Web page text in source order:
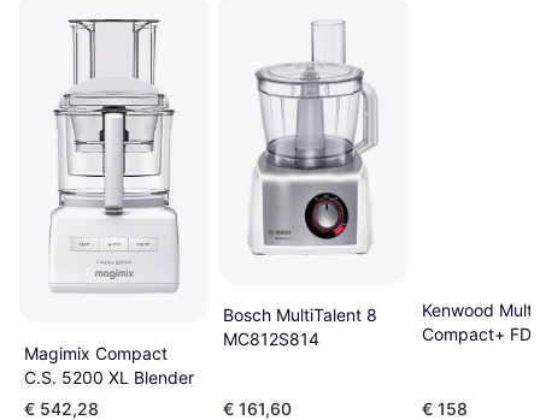
Magimix Compact
C.S. 5200 XL Blender
€ 542,28
Bosch MultiTalent 8
MC812S814
€ 161,60
Kenwood
Compact+
€ 158